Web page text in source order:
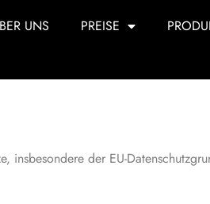
UNS PREISE
insbesondere der EU-